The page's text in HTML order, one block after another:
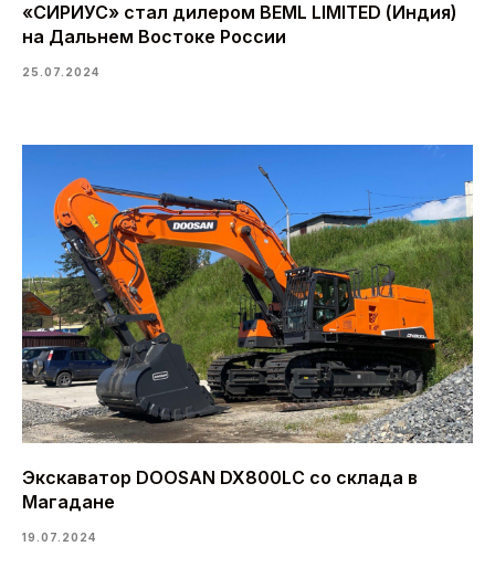
«СИРИУС» стал дилером BEML LIMITED (Индия)
на Дальнем Востоке России
25.07.2024
Экскаватор DOOSAN DX800LC со склада в
Магадане
19.07.2024